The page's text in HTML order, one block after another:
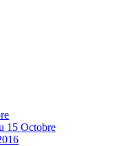
15 Octobre